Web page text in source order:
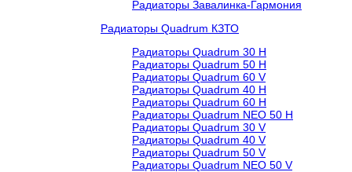
Радиаторы Завалинка-Гармония
Радиаторы Quadrum КЗТО
Радиаторы Quadrum 30 H
Радиаторы Quadrum 50 H
Радиаторы Quadrum 60 V
Радиаторы Quadrum 40 H
Радиаторы Quadrum 60 H
Радиаторы Quadrum NEO 50 H
Радиаторы Quadrum 30 V
Радиаторы Quadrum 40 V
Радиаторы Quadrum 50 V
Радиаторы Quadrum NEO 50 V